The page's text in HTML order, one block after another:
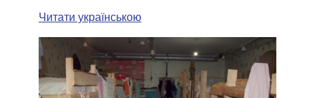
Читати українською